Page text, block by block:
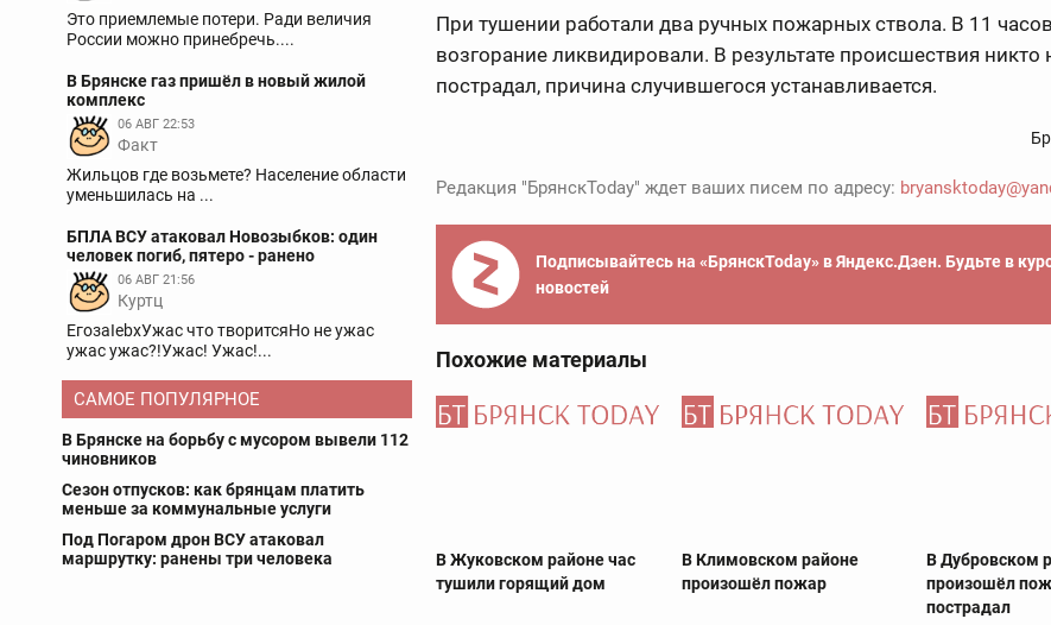
Это приемлемые потери. Ради величия
России можно принебречь....
В Брянске газ пришёл в новый жилой
комплекс
06 АВГ 22:53
Факт
Жильцов где возьмете? Население области
уменьшилась на ...
БПЛА ВСУ атаковал Новозыбков: один
человек погиб, пятеро - ранено
06 АВГ 21:56
Куртц
ЕгозаIebxУжас что творитсяНо не ужас
ужас ужас?!Ужас! Ужас!...
САМОЕ ПОПУЛЯРНОЕ
В Брянске на борьбу с мусором вывели 112
чиновников
Сезон отпусков: как брянцам платить
меньше за коммунальные услуги
Под Погаром дрон ВСУ атаковал
маршрутку: ранены три человека
При тушении работали два ручных пожарных ствола. В 11
возгорание ликвидировали. В результате происшествия никто
пострадал, причина случившегося устанавливается.
Редакция "БрянскToday" ждет ваших писем по адресу:
Подписывайтесь на «БрянскToday» в Яндекс.Дзен. Будьте в
новостей
Похожие материалы
В Жуковском районе час
тушили горящий дом
В Климовском районе
произошёл пожар
В Дубровском
произошёл
пострадал